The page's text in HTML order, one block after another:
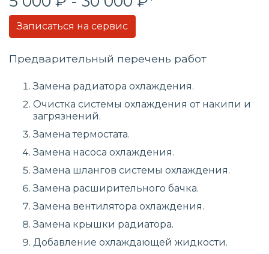
Записаться на сервис
Предварительный перечень работ
Замена радиатора охлаждения.
Очистка системы охлаждения от накипи и
загрязнений.
Замена термостата.
Замена насоса охлаждения.
Замена шлангов системы охлаждения.
Замена расширительного бачка.
Замена вентилятора охлаждения.
Замена крышки радиатора.
Добавление охлаждающей жидкости.